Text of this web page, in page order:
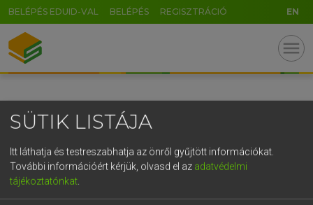
BELÉPÉS EDUID-VAL BELÉPÉS REGISZTRÁCIÓ EN
menu
SÜTIK LISTÁJA
Itt láthatja és testreszabhatja az önről gyűjtött információkat.
További információért kérjük, olvasd el az adatvédelmi
tájékoztatónkat
GR
5
g h k l
v b n m , . - AltGr